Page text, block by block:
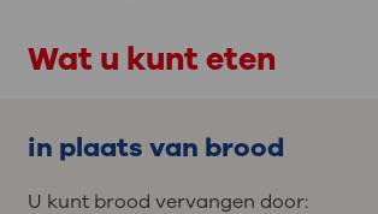
Wat u kunt eten
in plaats van brood
U kunt brood vervangen door: